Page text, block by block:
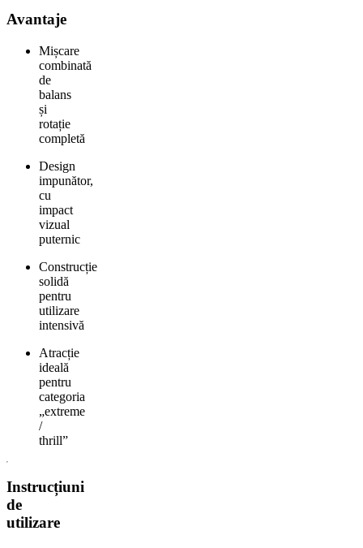
Avantaje
Mișcare
combinată
de
balans
și
rotație
completă
Design
impunător,
cu
impact
vizual
puternic
Construcție
solidă
pentru
utilizare
intensivă
Atracție
ideală
pentru
categoria
„extreme
/
thrill”
Instrucțiuni
de
utilizare